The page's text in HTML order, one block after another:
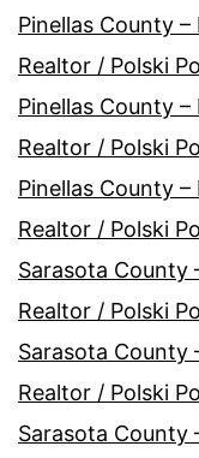
Pinellas County –
Realtor / Polski
Pinellas County –
Realtor / Polski
Pinellas County
Realtor / Polski
Sarasota County
Realtor / Polski
Sarasota County
Realtor / Polski
Sarasota County